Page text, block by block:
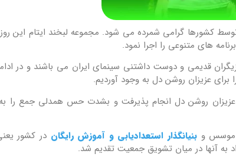
کشورها گرامی شمرده می شود. مجموعه لبخند ایتام این روز
قدیمی و دوست داشتنی سینمای ایران می باشند و در
عزیزان روشن دل به وجود آوردیم.
عزیزان روشن دل انجام پذیرفت و بشدت حس همدلی جمع را
موسس و بنیانگذار استعدادیابی و آموزش رایگان در کشور
آنها در میان تشویق جمعیت تقدیم شد.